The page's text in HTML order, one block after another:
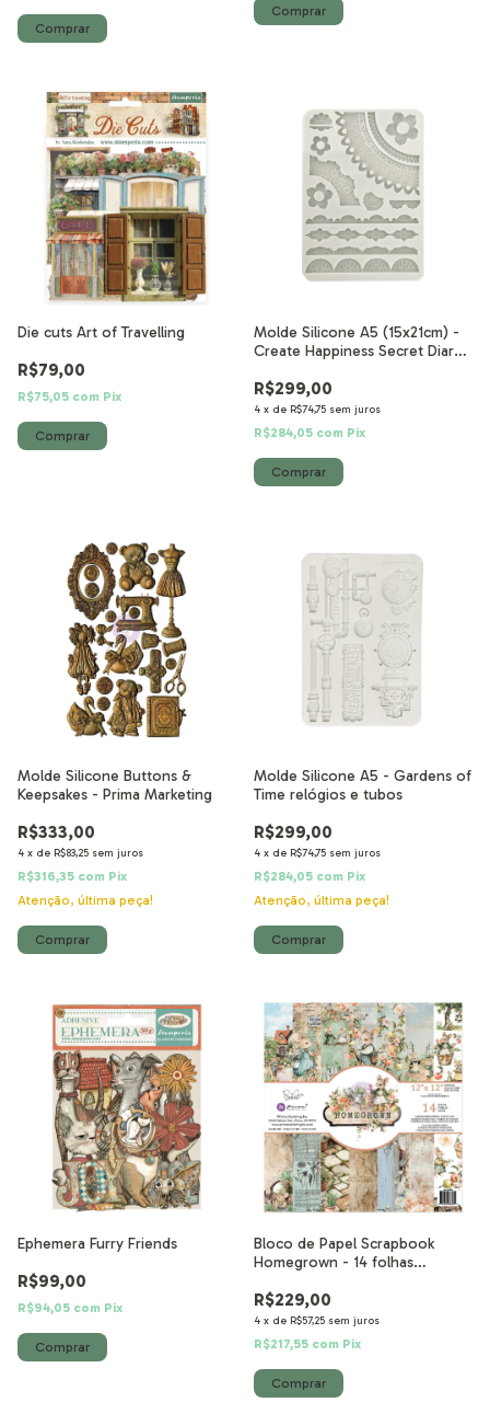
Die cuts Art of Travelling
R$79,00
R$75,05 com Pix
Molde Silicone A5 (15x21cm) -
Create Happiness Secret Diary
R$299,00
4 x de R$74,75 sem juros
R$284,05 com Pix
Molde Silicone Buttons &
Keepsakes - Prima Marketing
R$333,00
4 x de R$83,25 sem juros
R$316,35 com Pix
Atenção, última peça!
Molde Silicone A5 - Gardens of
Time relógios e tubos
R$299,00
4 x de R$74,75 sem juros
R$284,05 com Pix
Atenção, última peça!
Ephemera Furry Friends
R$99,00
R$94,05 com Pix
Bloco de Papel Scrapbook
Homegrown - 14 folhas
R$229,00
4 x de R$57,25 sem juros
R$217,55 com Pix